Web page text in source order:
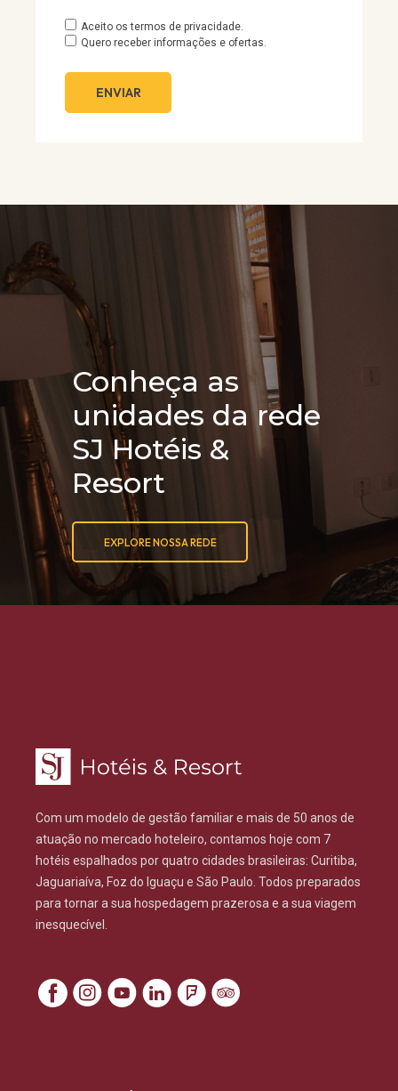
Aceito os termos de privacidade.
Quero receber informações e ofertas.
ENVIAR
Conheça as
unidades da rede
SJ Hotéis &
Resort
EXPLORE NOSSA REDE
Com um modelo de gestão familiar e mais de 50 anos de
atuação no mercado hoteleiro, contamos hoje com 7
hotéis espalhados por quatro cidades brasileiras: Curitiba,
Jaguariaíva, Foz do Iguaçu e São Paulo. Todos preparados
para tornar a sua hospedagem prazerosa e a sua viagem
inesquecível.
FacebookInstagramyoutubeLinkedin